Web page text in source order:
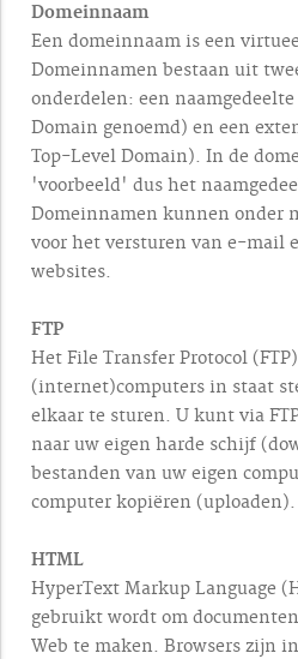
Domeinnaam
Een domeinnaam is een
Domeinnamen bestaan uit
onderdelen: een
Domain genoemd) en een
Top-Level Domain). In de
'voorbeeld' dus het
Domeinnamen kunnen onder
voor het versturen van e-mail
websites.
FTP
Het File Transfer Protocol
(internet)computers in staat
elkaar te sturen. U kunt via
naar uw eigen harde schijf
bestanden van uw eigen
computer kopiëren (uploaden).
HTML
HyperText Markup Language
gebruikt wordt om
Web te maken. Browsers zijn